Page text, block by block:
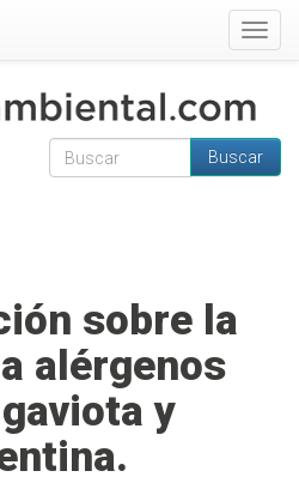
Formulario de
Buscar
sobre la
alérgenos
y